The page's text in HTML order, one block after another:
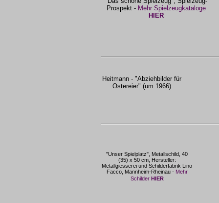
Prospekt - Mehr Spielzeugkataloge
HIER
Heitmann - "Abziehbilder für
Ostereier" (um 1966)
"Unser Spielplatz", Metallschild, 40
(35) x 50 cm, Hersteller:
Metallgiesserei und Schilderfabrik Lino
Facco, Mannheim-Rheinau-Mehr
Schilder HIER